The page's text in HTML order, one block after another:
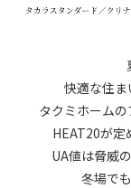
快適な住ま
タクミホーム
HEAT20が定
UA値は脅威
冬場で